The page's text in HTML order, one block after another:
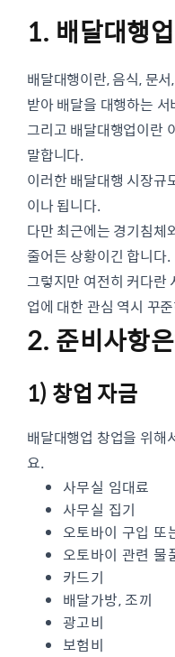
1. 배달대행
배달대행이란, 음식, 문
받아 배달을 대행하는
그리고 배달대행업이란
말합니다.
이러한 배달대행 시장
이나 됩니다.
다만 최근에는 경기침체
줄어든 상황이긴 합니다.
그렇지만 여전히 커다란
업에 대한 관심 역시 꾸
2. 준비사항
1) 창업 자금
배달대행업 창업을 위해
요.
사무실 임대료
사무실 집기
오토바이 구입 또
오토바이 관련 물
카드기
배달가방, 조끼
광고비
보험비